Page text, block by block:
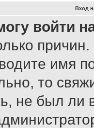
Вход
войти
имя
то
не был ли